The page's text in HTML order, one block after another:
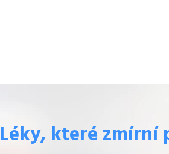
Léky, které zmírní